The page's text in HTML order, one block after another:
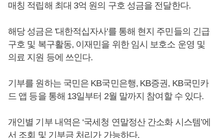
매칭 적립해 최대 3억 원의 구호 성금을 전달한다.
해당 성금은 '대한적십자사'를 통해 현지 주민들의 긴급
구호 및 복구활동, 이재민을 위한 임시 보호소 운영 및
의료 지원 등에 쓰인다.
기부를 원하는 국민은 KB국민은행, KB증권, KB국민카
드 앱 등을 통해 13일부터 2월 말까지 참여할 수 있다.
개인별 기부 내역은 ‘국세청 연말정산 간소화 시스템’에
서 조회 및 기부금 처리가 가능하다.